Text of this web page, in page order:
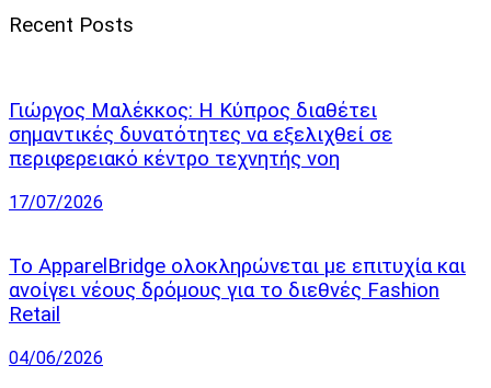
Recent Posts
Γιώργος Μαλέκκος: Η Κύπρος διαθέτει
σημαντικές δυνατότητες να εξελιχθεί σε
περιφερειακό κέντρο τεχνητής νοη
17/07/2026
Το ApparelBridge ολοκληρώνεται με επιτυχία και
ανοίγει νέους δρόμους για το διεθνές Fashion
Retail
04/06/2026